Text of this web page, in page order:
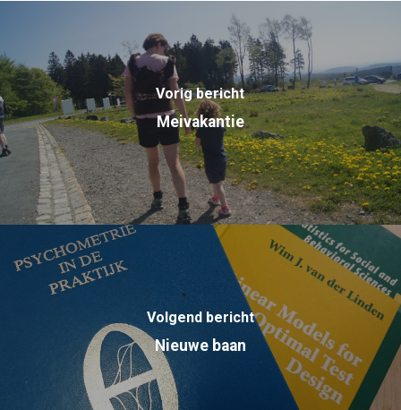
Vorig bericht
Meivakantie
Volgend bericht
Nieuwe baan